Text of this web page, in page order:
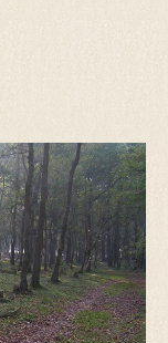
Reserveren
Contact